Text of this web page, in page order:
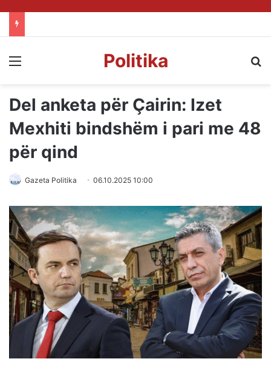
Menu Politika
Del anketa për Çairin: Izet
Mexhiti bindshëm i pari me 48
për qind
Gazeta Politika 06.10.2025 10:00